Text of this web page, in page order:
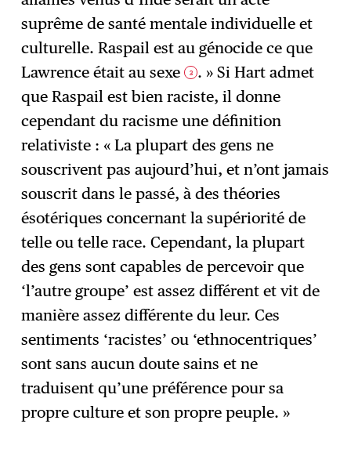
suprême de santé mentale individuelle et
culturelle. Raspail est au génocide ce que
Lawrence était au sexe 3 . » Si Hart admet
que Raspail est bien raciste, il donne
cependant du racisme une définition
relativiste : « La plupart des gens ne
souscrivent pas aujourd’hui, et n’ont jamais
souscrit dans le passé, à des théories
ésotériques concernant la supériorité de
telle ou telle race. Cependant, la plupart
des gens sont capables de percevoir que
‘l’autre groupe’ est assez différent et vit de
manière assez différente du leur. Ces
sentiments ‘racistes’ ou ‘ethnocentriques’
sont sans aucun doute sains et ne
traduisent qu’une préférence pour sa
propre culture et son propre peuple. »